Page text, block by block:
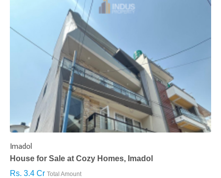
Imadol
House for Sale at Cozy Homes, Imadol
Rs. 3.4 Cr Total Amount